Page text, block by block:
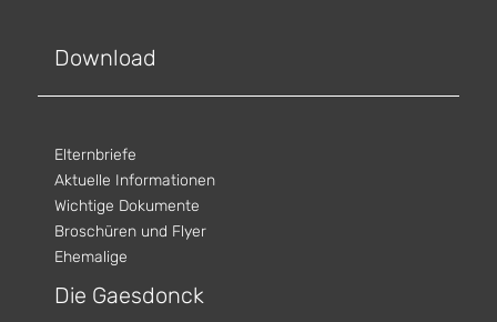
Download
Elternbriefe
Aktuelle Informationen
Wichtige Dokumente
Broschüren und Flyer
Ehemalige
Die Gaesdonck